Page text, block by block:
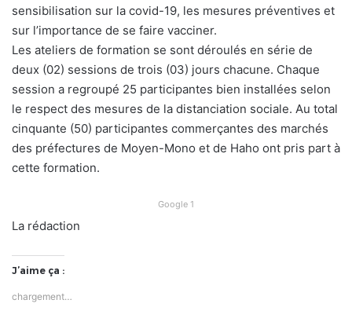
sensibilisation sur la covid-19, les mesures préventives et
sur l’importance de se faire vacciner.
Les ateliers de formation se sont déroulés en série de
deux (02) sessions de trois (03) jours chacune. Chaque
session a regroupé 25 participantes bien installées selon
le respect des mesures de la distanciation sociale. Au total
cinquante (50) participantes commerçantes des marchés
des préfectures de Moyen-Mono et de Haho ont pris part à
cette formation.
Google 1
La rédaction
J’aime ça :
chargement…